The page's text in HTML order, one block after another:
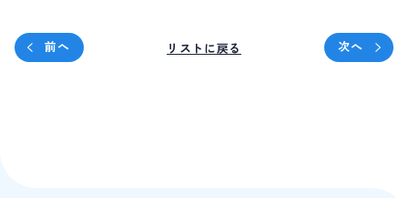
前へ リストに戻る 次へ